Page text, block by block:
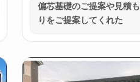
偏芯基礎のご提案や見積も
りをご提案してくれた